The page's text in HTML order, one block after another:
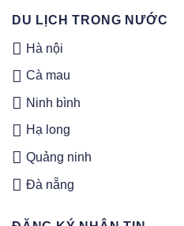
DU LỊCH TRONG NƯỚC
Hà nội
Cà mau
Ninh bình
Hạ long
Quảng ninh
Đà nẵng